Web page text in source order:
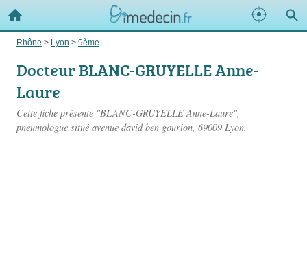
Rhône > Lyon > 9ème
Docteur BLANC-GRUYELLE Anne-
Laure
Cette fiche présente "BLANC-GRUYELLE Anne-Laure",
pneumologue situé avenue david ben gourion, 69009 Lyon.